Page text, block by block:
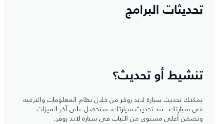
تحديثات البرامج
تنشيط أو تحديث؟
يمكنك تحديث سيارة لاند روڤر من خلال نظام المعلومات والترفيه
في سيارتك. عند تحديث سيارتك، ستحصل على آخر الميزات
وتضمن أعلى مستوى من الثبات في سيارة لاند روڤر.